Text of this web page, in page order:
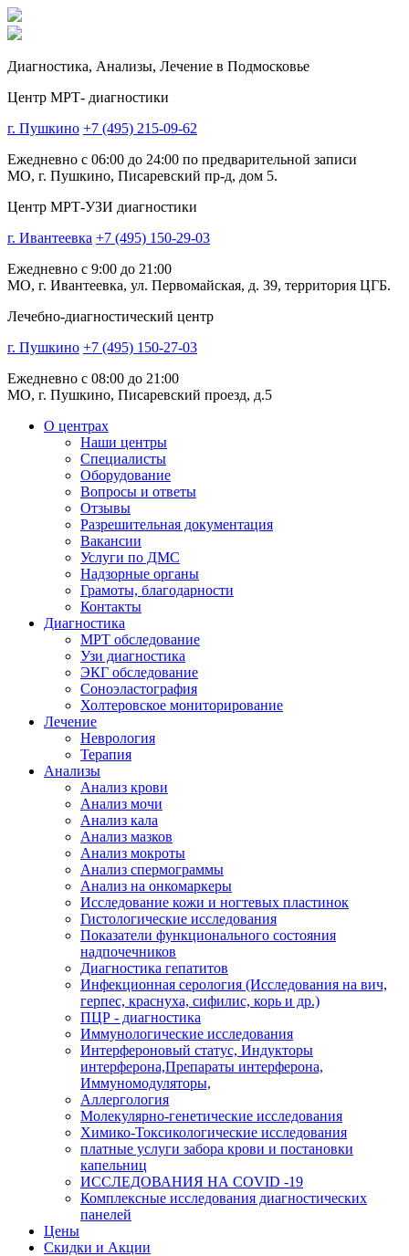
Диагностика, Анализы, Лечение в Подмосковье
Центр МРТ- диагностики
г. Пушкино +7 (495) 215-09-62
Ежедневно с 06:00 до 24:00 по предварительной записи
МО, г. Пушкино, Писаревский пр-д, дом 5.
Центр МРТ-УЗИ диагностики
г. Ивантеевка +7 (495) 150-29-03
Ежедневно с 9:00 до 21:00
МО, г. Ивантеевка, ул. Первомайская, д. 39, территория ЦГБ.
Лечебно-диагностический центр
г. Пушкино +7 (495) 150-27-03
Ежедневно с 08:00 до 21:00
МО, г. Пушкино, Писаревский проезд, д.5
О центрах
Наши центры
Специалисты
Оборудование
Вопросы и ответы
Отзывы
Разрешительная документация
Вакансии
Услуги по ДМС
Надзорные органы
Грамоты, благодарности
Контакты
Диагностика
МРТ обследование
Узи диагностика
ЭКГ обследование
Соноэластография
Холтеровское мониторирование
Лечение
Неврология
Терапия
Анализы
Анализ крови
Анализ мочи
Анализ кала
Анализ мазков
Анализ мокроты
Анализ спермограммы
Анализ на онкомаркеры
Исследование кожи и ногтевых пластинок
Гистологические исследования
Показатели функционального состояния
надпочечников
Диагностика гепатитов
Инфекционная серология (Исследования на вич,
герпес, краснуха, сифилис, корь и др.)
ПЦР - диагностика
Иммунологические исследования
Интерфероновый статус, Индукторы
интерферона,Препараты интерферона,
Иммуномодуляторы,
Аллергология
Молекулярно-генетические исследования
Химико-Токсикологические исследования
платные услуги забора крови и постановки
капельниц
ИССЛЕДОВАНИЯ НА COVID -19
Комплексные исследования диагностических
панелей
Цены
Скидки и Акции